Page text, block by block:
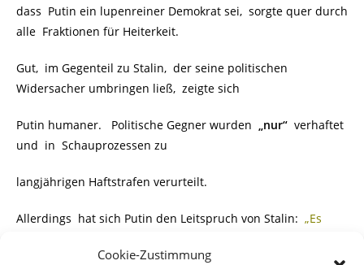
Cookie-Zustimmung
dass Putin ein lupenreiner Demokrat sei, sorgte quer durch
alle Fraktionen für Heiterkeit.
Gut, im Gegenteil zu Stalin, der seine politischen
Widersacher umbringen ließ, zeigte sich
Putin humaner. Politische Gegner wurden „nur“ verhaftet
und in Schauprozessen zu
langjährigen Haftstrafen verurteilt.
Allerdings hat sich Putin den Leitspruch von Stalin: „Es